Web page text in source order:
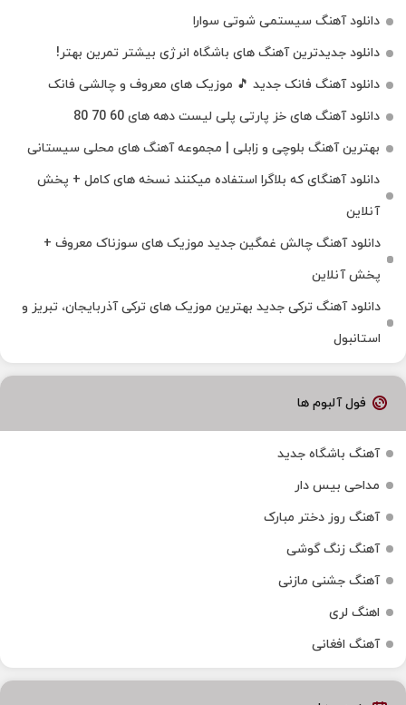
دانلود آهنگ سیستمی شوتی سوارا
دانلود جدیدترین آهنگ‌ های باشگاه انرژی بیشتر تمرین بهتر!
دانلود آهنگ فانک جدید 🎵 موزیک‌ های معروف و چالشی فانک
دانلود آهنگ های خز پارتی پلی لیست دهه های 60 70 80
بهترین آهنگ بلوچی و زابلی | مجموعه آهنگ‌ های محلی سیستانی
دانلود آهنگای که بلاگرا استفاده میکنند نسخه های کامل + پخش
آنلاین
دانلود آهنگ چالش غمگین جدید موزیک های سوزناک معروف +
پخش آنلاین
دانلود آهنگ ترکی جدید بهترین موزیک‌ های ترکی آذربایجان، تبریز و
استانبول
فول آلبوم ها
آهنگ باشگاه جدید
مداحی بیس دار
آهنگ روز دختر مبارک
آهنگ زنگ گوشی
آهنگ جشنی مازنی
اهنگ لری
آهنگ افغانی